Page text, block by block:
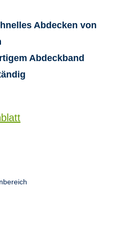
Abdecken von
Abdeckband